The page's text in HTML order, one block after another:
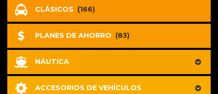
CLÁSICOS (166)
PLANES DE AHORRO (83)
NÁUTICA
ACCESORIOS DE VEHÍCULOS